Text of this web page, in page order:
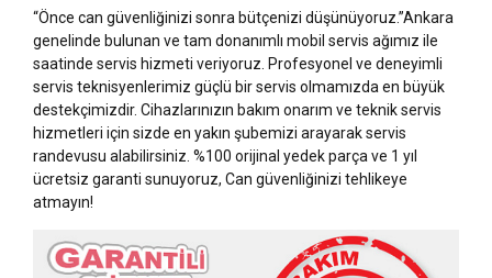
“Önce can güvenliğinizi sonra bütçenizi düşünüyoruz.”Ankara
genelinde bulunan ve tam donanımlı mobil servis ağımız ile
saatinde servis hizmeti veriyoruz. Profesyonel ve deneyimli
servis teknisyenlerimiz güçlü bir servis olmamızda en büyük
destekçimizdir. Cihazlarınızın bakım onarım ve teknik servis
hizmetleri için sizde en yakın şubemizi arayarak servis
randevusu alabilirsiniz. %100 orijinal yedek parça ve 1 yıl
ücretsiz garanti sunuyoruz, Can güvenliğinizi tehlikeye
atmayın!